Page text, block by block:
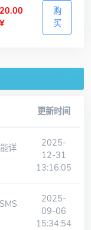
20.00
¥
购
买
更新时间
详
2025-
12-31
13:16:05
2025-
09-06
15:34:54